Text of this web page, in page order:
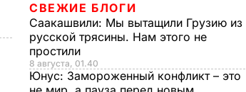
СВЕЖИЕ БЛОГИ
Саакашвили: Мы вытащили Грузию из
русской трясины. Нам этого не
простили
8 августа, 01.40
Юнус: Замороженный конфликт – это